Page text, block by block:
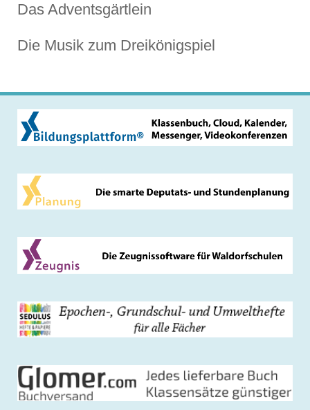
Das Adventsgärtlein
Die Musik zum Dreikönigspiel